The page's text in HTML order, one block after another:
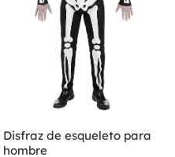
Disfraz de esqueleto para
hombre